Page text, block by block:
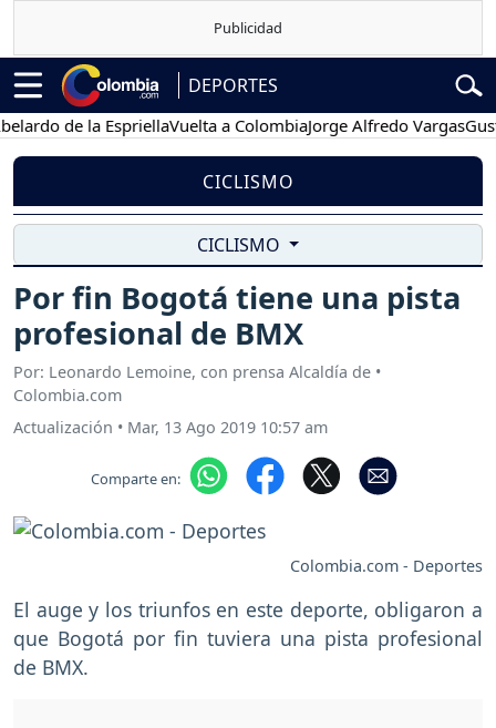
DEPORTES
de la EspriellaVuelta a ColombiaJorge Alfredo VargasGustavo
CICLISMO
CICLISMO
Por fin Bogotá tiene una pista
profesional de BMX
Por: Leonardo Lemoine, con prensa Alcaldía de •
Colombia.com
Actualización • Mar, 13 Ago 2019 10:57 am
Comparte en:
Colombia.com - Deportes
El auge y los triunfos en este deporte, obligaron a
que Bogotá por fin tuviera una pista profesional
de BMX.